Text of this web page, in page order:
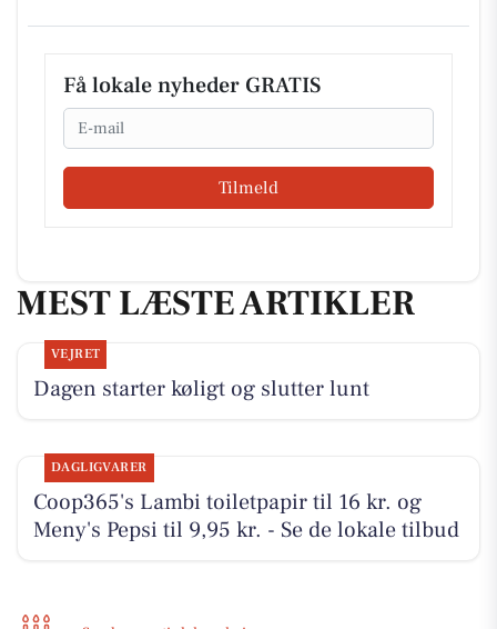
Få lokale nyheder GRATIS
Email
Tilmeld
MEST LÆSTE ARTIKLER
VEJRET
Dagen starter køligt og slutter lunt
DAGLIGVARER
Coop365's Lambi toiletpapir til 16 kr. og
Meny's Pepsi til 9,95 kr. - Se de lokale tilbud